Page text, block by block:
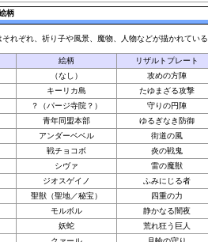
柄
れぞれ、祈り子や風景、魔物、人物などが描かれている
絵柄 リザルトプレート
（なし） 攻めの方陣
キーリカ島 たゆまざる攻撃
？（パージ寺院？） 守りの円陣
青年同盟本部 ゆるぎなき防御
アンダーベベル 街道の風
戦チョコボ 炎の戦鬼
シヴァ 雷の魔獣
ジオスゲイノ ふみにじる者
聖獣（聖地／秘宝） 四重の力
モルボル 静かなる闇夜
妖蛇 荒れ狂う巨人